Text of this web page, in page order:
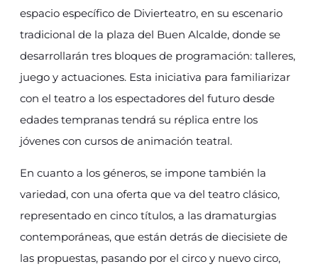
espacio específico de Divierteatro, en su escenario
tradicional de la plaza del Buen Alcalde, donde se
desarrollarán tres bloques de programación: talleres,
juego y actuaciones. Esta iniciativa para familiarizar
con el teatro a los espectadores del futuro desde
edades tempranas tendrá su réplica entre los
jóvenes con cursos de animación teatral.
En cuanto a los géneros, se impone también la
variedad, con una oferta que va del teatro clásico,
representado en cinco títulos, a las dramaturgias
contemporáneas, que están detrás de diecisiete de
las propuestas, pasando por el circo y nuevo circo,